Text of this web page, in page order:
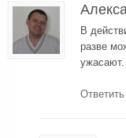
В
разве
ужасают.
Ответить